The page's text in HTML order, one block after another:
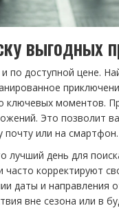
выгодных
по доступной цене.
моментов.
Это позволит
почту или на смартфон.
день для
корректируют
даты и направления
вне сезона или в